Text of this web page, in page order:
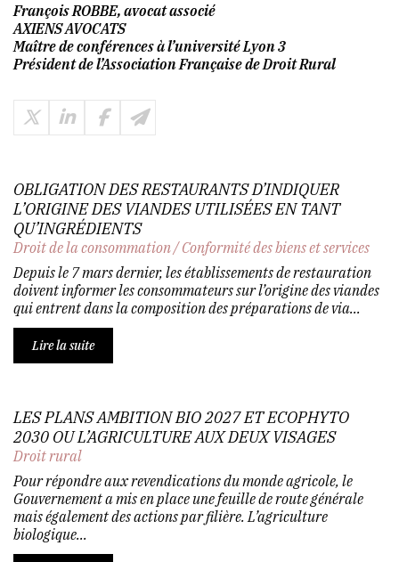
François ROBBE, avocat associé
AXIENS AVOCATS
Maître de conférences à l’université Lyon 3
Président de l’Association Française de Droit Rural
OBLIGATION DES RESTAURANTS D’INDIQUER
L’ORIGINE DES VIANDES UTILISÉES EN TANT
QU’INGRÉDIENTS
Droit de la consommation/Conformité des biens et services
Depuis le 7 mars dernier, les établissements de restauration
doivent informer les consommateurs sur l’origine des viandes
qui entrent dans la composition des préparations de via...
Lire la suite
LES PLANS AMBITION BIO 2027 ET ECOPHYTO
2030 OU L’AGRICULTURE AUX DEUX VISAGES
Droit rural
Pour répondre aux revendications du monde agricole, le
Gouvernement a mis en place une feuille de route générale
mais également des actions par filière. L’agriculture
biologique...